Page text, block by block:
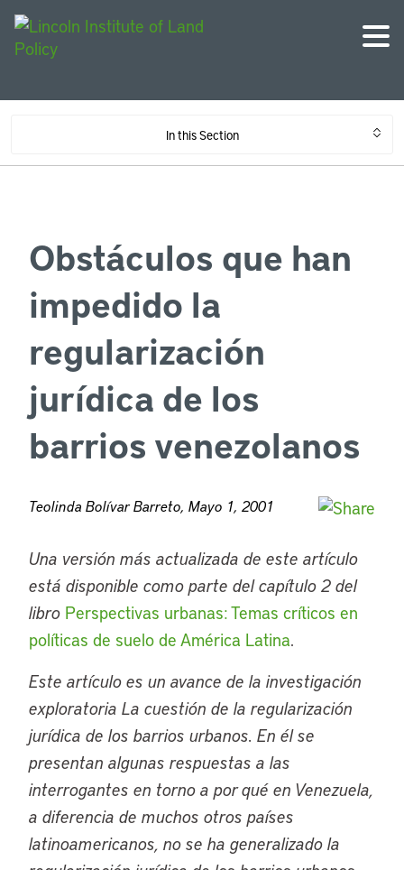
In this Section
Obstáculos que han
impedido la
regularización
jurídica de los
barrios venezolanos
Teolinda Bolívar Barreto, Mayo 1, 2001
Una versión más actualizada de este artículo
está disponible como parte del capítulo 2 del
libro Perspectivas urbanas: Temas críticos en
políticas de suelo de América Latina.
Este artículo es un avance de la investigación
exploratoria La cuestión de la regularización
jurídica de los barrios urbanos. En él se
presentan algunas respuestas a las
interrogantes en torno a por qué en Venezuela,
a diferencia de muchos otros países
latinoamericanos, no se ha generalizado la